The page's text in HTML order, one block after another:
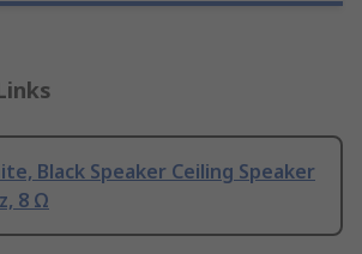
Black Speaker Ceiling Speaker
8 Ω